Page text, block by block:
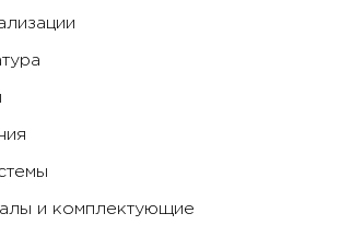
и комплектующие